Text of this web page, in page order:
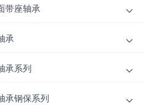
带座轴承
承
承系列
承钢保系列